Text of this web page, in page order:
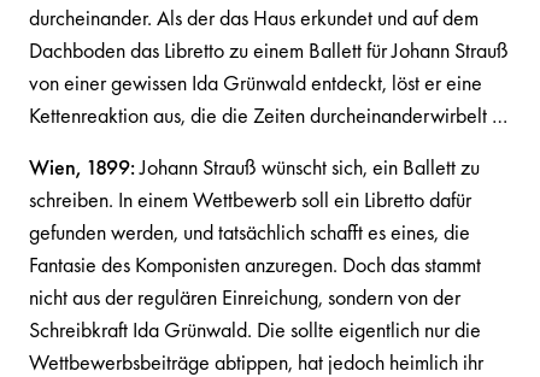
durcheinander. Als der das Haus erkundet und auf dem
Dachboden das Libretto zu einem Ballett für Johann Strauß
von einer gewissen Ida Grünwald entdeckt, löst er eine
Kettenreaktion aus, die die Zeiten durcheinanderwirbelt …
Wien, 1899:Johann Strauß wünscht sich, ein Ballett zu
schreiben. In einem Wettbewerb soll ein Libretto dafür
gefunden werden, und tatsächlich schafft es eines, die
Fantasie des Komponisten anzuregen. Doch das stammt
nicht aus der regulären Einreichung, sondern von der
Schreibkraft Ida Grünwald. Die sollte eigentlich nur die
Wettbewerbsbeiträge abtippen, hat jedoch heimlich ihr